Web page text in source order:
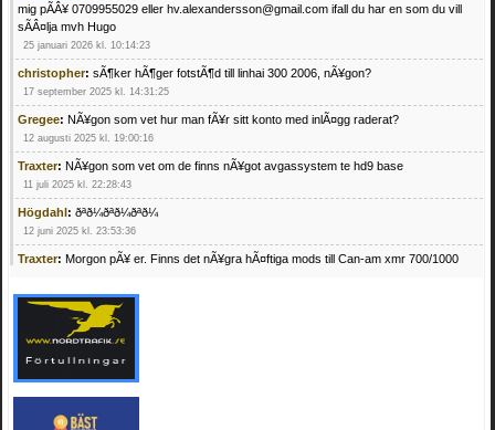
mig pÃÂ¥ 0709955029 eller hv.alexandersson@gmail.com ifall du har en som du vill
sÃÂ¤lja mvh Hugo
25 januari 2026 kl. 10:14:23
christopher: sÃ¶ker hÃ¶ger fotstÃ¶d till linhai 300 2006, nÃ¥gon?
17 september 2025 kl. 14:31:25
Gregee: NÃ¥gon som vet hur man fÃ¥r sitt konto med inlÃ¤gg raderat?
12 augusti 2025 kl. 19:00:16
Traxter: NÃ¥gon som vet om de finns nÃ¥got avgassystem te hd9 base
11 juli 2025 kl. 22:28:43
Högdahl: ðªð¼ðªð¼ðªð¼
12 juni 2025 kl. 23:53:36
Traxter: Morgon pÃ¥ er. Finns det nÃ¥gra hÃ¤ftiga mods till Can-am xmr 700/1000
Mrhandsome:SÃ¶ker defekta/trasiga fyrhjulingar. Jag betalar bra och du kan nÃ¥ mig
pÃ¥ 0709955029 eller hv.alexandersson@gmail.com ifall du har en som du vill sÃ¤lja
mvh Hugo
21 februari 2025 kl. 09:25:52
Oscar5:NÃ¥gon som vet vad man kan begÃ¤ra fÃ¶r en Honda TRX 350 FE 2005
4 februari 2025 kl. 19:20:50